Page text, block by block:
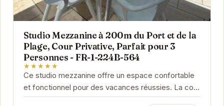
Studio Mezzanine à 200m du Port et de la
Plage, Cour Privative, Parfait pour 3
Personnes - FR-1-224B-564
★★★★★
Ce studio mezzanine offre un espace confortable
et fonctionnel pour des vacances réussies. La cour
privative est un véritable atout, idéale pour...